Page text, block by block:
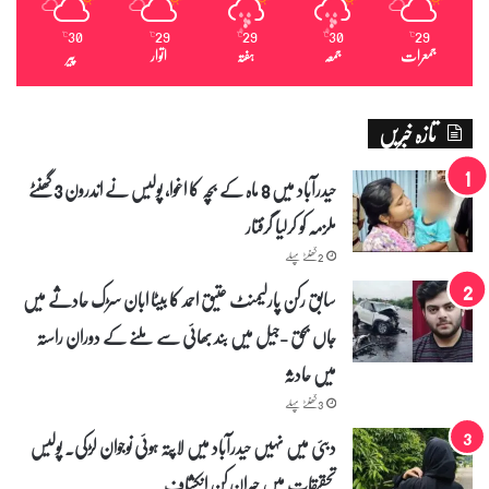
29
℃
جمعرات
30
℃
جمعہ
29
℃
ہفتہ
29
℃
اتوار
30
℃
پیر
تازہ خبریں
حیدرآباد میں 8 ماہ کے بچہ کا اغوا، پولیس نے اندرون 3 گھنٹے
ملزمہ کو کرلیا گرفتار
2 گھنٹے پہلے
سابق رکن پارلیمنٹ عتیق احمد کا بیٹا ابان سڑک حادثے میں
جاں بحق -جیل میں بند بھائی سے ملنے کے دوران راستہ
میں حادثہ
3 گھنٹے پہلے
دبئی میں نہیں حیدرآباد میں لاپتہ ہوئی نوجوان لڑکی۔ پولیس